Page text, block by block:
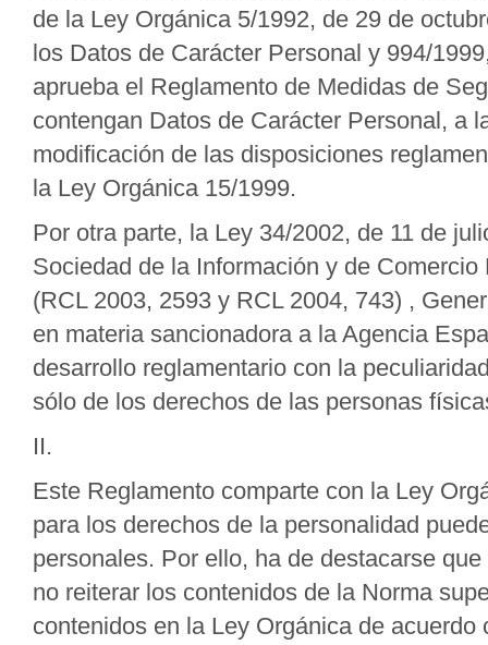
de la Ley Orgánica 5/1992, de 29 de
los Datos de Carácter Personal y 994/
aprueba el Reglamento de Medidas de
contengan Datos de Carácter Personal, a
modificación de las disposiciones
la Ley Orgánica 15/1999.
Por otra parte, la Ley 34/2002, de 11 de
Sociedad de la Información y de
(RCL 2003, 2593 y RCL 2004, 743) ,
en materia sancionadora a la Agencia
desarrollo reglamentario con la
sólo de los derechos de las personas
II.
Este Reglamento comparte con la Ley
para los derechos de la personalidad
personales. Por ello, ha de destacarse
no reiterar los contenidos de la Norma
contenidos en la Ley Orgánica de